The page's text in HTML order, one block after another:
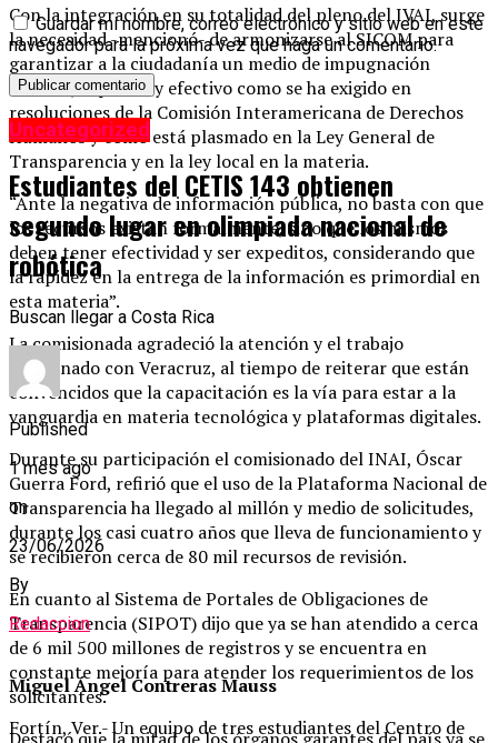
Con la integración en su totalidad del pleno del IVAI, surge
la necesidad -mencionó- de armonizarse al SICOM para
garantizar a la ciudadanía un medio de impugnación
sencillo, expedito y efectivo como se ha exigido en
resoluciones de la Comisión Interamericana de Derechos
Humanos y cómo está plasmado en la Ley General de
Transparencia y en la ley local en la materia.
“Ante la negativa de información pública, no basta con que
los recursos existan formalmente, sino que los mismos
deben tener efectividad y ser expeditos, considerando que
la rapidez en la entrega de la información es primordial en
esta materia”.
La comisionada agradeció la atención y el trabajo
coordinado con Veracruz, al tiempo de reiterar que están
convencidos que la capacitación es la vía para estar a la
vanguardia en materia tecnológica y plataformas digitales.
Durante su participación el comisionado del INAI, Óscar
Guerra Ford, refirió que el uso de la Plataforma Nacional de
Transparencia ha llegado al millón y medio de solicitudes,
durante los casi cuatro años que lleva de funcionamiento y
se recibieron cerca de 80 mil recursos de revisión.
En cuanto al Sistema de Portales de Obligaciones de
Transparencia (SIPOT) dijo que ya se han atendido a cerca
de 6 mil 500 millones de registros y se encuentra en
constante mejoría para atender los requerimientos de los
solicitantes.
Guardar mi nombre, correo electrónico y sitio web en este
navegador para la próxima vez que haga un comentario.
Uncategorized
Estudiantes del CETIS 143 obtienen
segundo lugar en olimpiada nacional de
robótica
Buscan llegar a Costa Rica
Published
1 mes ago
on
23/06/2026
By
Redaccion
Miguel Ángel Contreras Mauss
Fortín, Ver.- Un equipo de tres estudiantes del Centro de